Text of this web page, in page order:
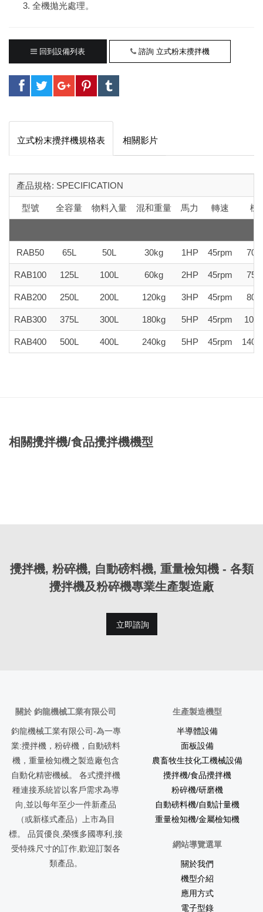
全機拋光處理。
回到設備列表 諮詢 立式粉末攪拌機
立式粉末攪拌機規格表 相關影片
產品規格: SPECIFICATION
型號 全容量 物料入量 混和重量 馬力 轉速 機
RAB50 65L 50L 30kg 1HP 45rpm
RAB100 125L 100L 60kg 2HP 45rpm
RAB200 250L 200L 120kg 3HP 45rpm
RAB300 375L 300L 180kg 5HP 45rpm
RAB400 500L 400L 240kg 5HP 45rpm
相關攪拌機/食品攪拌機機型
攪拌機, 粉碎機, 自動磅料機, 重量檢知機 - 各類
攪拌機及粉碎機專業生產製造廠
立即諮詢
關於 鈞龍機械工業有限公司
鈞龍機械工業有限公司-為一專
業:攪拌機，粉碎機，自動磅料
機，重量檢知機之製造廠包含
自動化精密機械。 各式攪拌機
種連接系統皆以客戶需求為導
向,並以每年至少一件新產品
（或新樣式產品）上市為目
標。 品質優良,榮獲多國專利,接
受特殊尺寸的訂作,歡迎訂製各
類產品。
生產製造機型
半導體設備
面板設備
農畜牧生技化工機械設備
攪拌機/食品攪拌機
粉碎機/研磨機
自動磅料機/自動計量機
重量檢知機/金屬檢知機
網站導覽選單
關於我們
機型介紹
應用方式
電子型錄